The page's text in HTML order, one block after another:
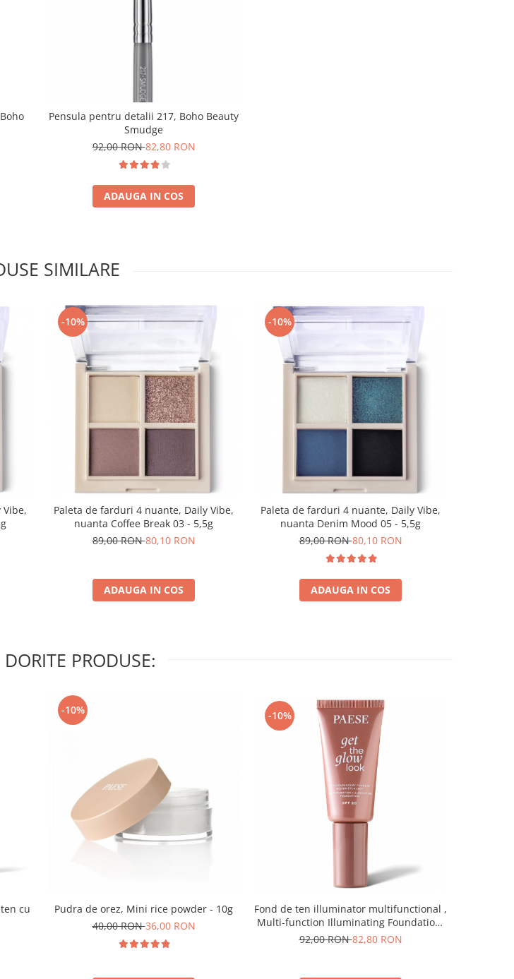
Pensula pentru detalii 217, Boho Beauty
Smudge
92,00 RON82,80 RON
ADAUGA IN COS
SIMILARE
-10%
Paleta de farduri 4 nuante, Daily Vibe,
nuanta Coffee Break 03 - 5,5g
89,00 RON80,10 RON
ADAUGA IN COS
-10%
Paleta de farduri 4 nuante, Daily Vibe,
nuanta Denim Mood 05 - 5,5g
89,00 RON80,10 RON
ADAUGA IN COS
PRODUSE:
cu
-10%
Pudra de orez, Mini rice powder - 10g
40,00 RON36,00 RON
-10%
Fond de ten illuminator multifunctional ,
Multi-function Illuminating Foundation,
nuanta 1N LIGHT BEIGE– 30 ml
92,00 RON82,80 RON